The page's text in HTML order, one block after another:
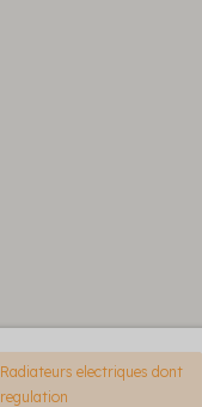
Radiateurs electriques dont
regulation